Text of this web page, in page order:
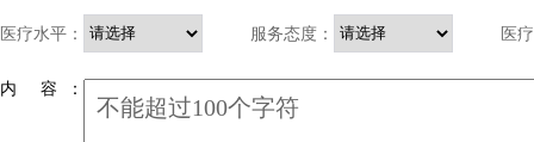
医疗水平： 服务态度： 医
内 容 ：